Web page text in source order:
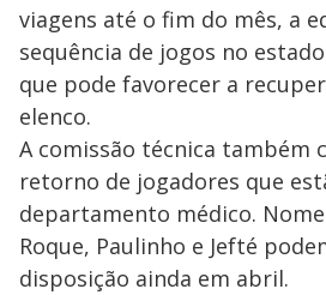
viagens até o fim do mês, a
sequência de jogos no
que pode favorecer a
elenco.
A comissão técnica também
retorno de jogadores que
departamento médico.
Roque, Paulinho e Jefté
disposição ainda em abril.